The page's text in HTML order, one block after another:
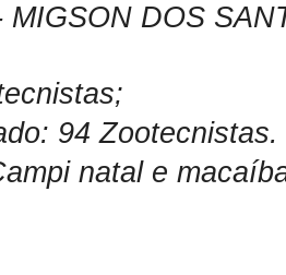
MIGSON DOS
94 Zootecnistas.
natal e